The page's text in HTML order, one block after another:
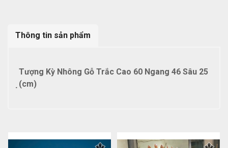
Thông tin sản phẩm
Tượng Kỳ Nhông Gỗ Trắc Cao 60 Ngang 46 Sâu 25
̣(cm)